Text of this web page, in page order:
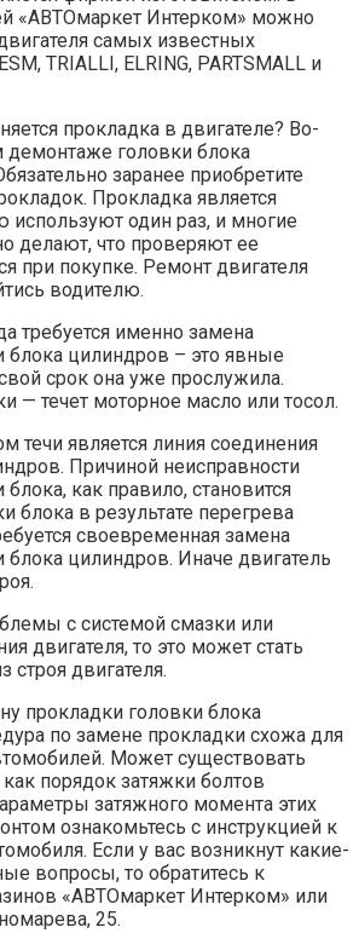
«АВТОмаркет Интерком» можно
самых известных
TRIALLI, ELRING, PARTSMALL и
прокладка в двигателе? Во-
головки блока
заранее приобретите
Прокладка является
используют один раз, и многие
делают, что проверяют ее
при покупке. Ремонт двигателя
водителю.
требуется именно замена
блока цилиндров – это явные
срок она уже прослужила.
— течет моторное масло или тосол.
течи является линия соединения
Причиной неисправности
как правило, становится
блока в результате перегрева
своевременная замена
блока цилиндров. Иначе двигатель
с системой смазки или
двигателя, то это может стать
строя двигателя.
прокладки головки блока
по замене прокладки схожа для
Может существовать
как порядок затяжки болтов
затяжного момента этих
ознакомьтесь с инструкцией к
Если у вас возникнут какие-
вопросы, то обратитесь к
«АВТОмаркет Интерком» или
25.